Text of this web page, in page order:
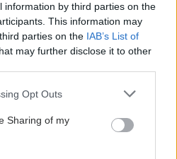
information by third parties on the
This information may
parties on the IAB’s List of
may further disclose it to other
app uses one or more Google
behaviour. You may click to
and its third-party tags to
purposes in below Google
Opt Outs
Sharing of my
αλυσίδας των
φαρμάκων
Το φαρμακείο των
απαραίτητα για τις
συχνότερες
μικροενοχλήσεις